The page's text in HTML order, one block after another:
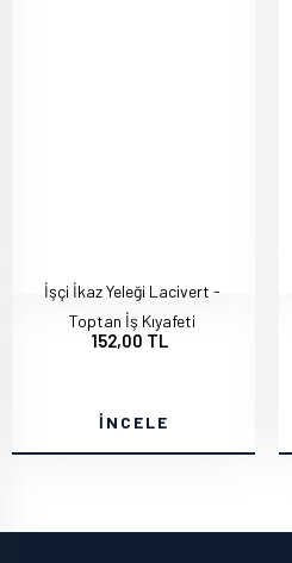
İşçi İkaz Yeleği Lacivert -
Toptan İş Kıyafeti
152,00 TL
İNCELE